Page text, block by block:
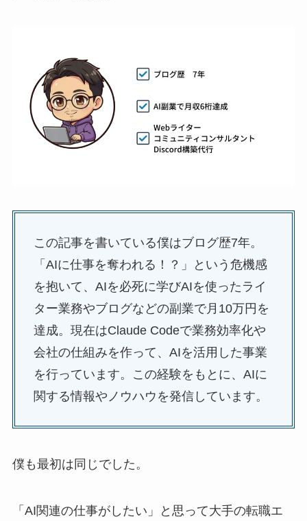
この記事を書いている僕はブログ歴7年。
「AIに仕事を奪われる！？」という危機感
を抱いて、AIを必死に学びAIを使ったライ
ター業務やブログなどの副業で月10万円を
達成。現在はClaude Codeで業務効率化や
会社の仕組みを作って、AIを活用した事業
を行っています。この経験をもとに、AIに
関する情報やノウハウを発信しています。
僕も最初は同じでした。
「AI関連の仕事がしたい」と思って大手の転職エ